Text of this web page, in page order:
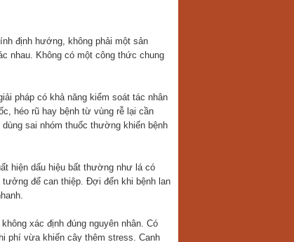
định hướng, không phải một sản
nhau. Không có một công thức chung
pháp có khả năng kiểm soát tác nhân
héo rũ hay bệnh từ vùng rễ lại cần
sai nhóm thuốc thường khiến bệnh
hiện dấu hiệu bất thường như lá có
để can thiệp. Đợi đến khi bệnh lan
xác định đúng nguyên nhân. Có
phí vừa khiến cây thêm stress. Canh